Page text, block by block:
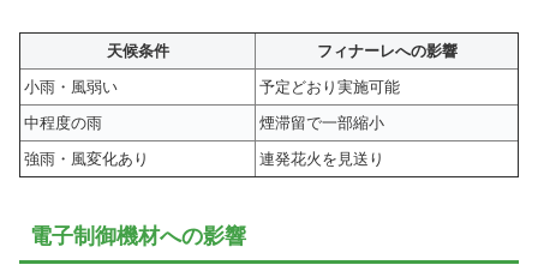
天候条件
フィナーレへの影響
小雨・風弱い
予定どおり実施可能
中程度の雨
煙滞留で一部縮小
強雨・風変化あり
連発花火を見送り
電子制御機材への影響